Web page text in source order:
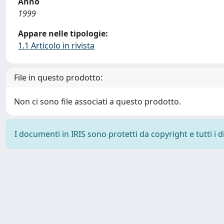
1999
Appare nelle tipologie:
1.1 Articolo in rivista
File in questo prodotto:
Non ci sono file associati a questo prodotto.
I documenti in IRIS sono protetti da copyright e tutti i